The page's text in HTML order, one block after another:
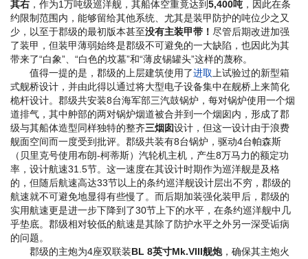
其右 ，作为1万吨级巡洋舰，其船体空重竟达到5,400吨 ，因此在条
约限制范围内，能够留给其他系统、尤其是装甲防护的吨位少之又
少，以至于郡级的最初版本甚至没有主装甲带！ 尽管后期改进加强
了装甲，但装甲薄弱始终是郡级不可避免的一大缺陷，也因此为其
带来了“白象”、“白色的坟墓”和“薄皮锡罐头”这样的蔑称。
值得一提的是，郡级的上层建筑使用了进取 上试验过的新型箱
式舰桥设计，并由此得以通过将大型电子设备集中在舰桥上来简化
桅杆设计。郡级共安装8台海军部三汽鼓锅炉，每对锅炉使用一个烟
道排气，其中舯部的两对锅炉烟道被合并到一个烟囱内，形成了郡
级与其船体造型同样独特的整齐三烟囱设计，但这一设计由于浪费
舰面空间而一度受到批评。郡级共装有8台锅炉，驱动4台帕森斯
（贝里克号使用布朗-柯蒂斯）汽轮机主机，产生8万马力的额定功
率，设计航速31.5节。这一速度在其设计时期作为巡洋舰是及格
的，但随后航速高达33节以上的条约巡洋舰设计层出不穷，郡级的
航速就不可避免地显得有些慢了。而后期加装强化装甲后，郡级的
实用航速更是进一步下降到了30节上下的水平，在条约巡洋舰中几
乎垫底。郡级相对较低的航速是其除了防护水平之外另一深受诟病
的问题。
郡级的主炮为4座双联装BL 8英寸Mk.VIII舰炮，确保其主炮火